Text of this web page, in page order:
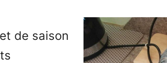
de saison